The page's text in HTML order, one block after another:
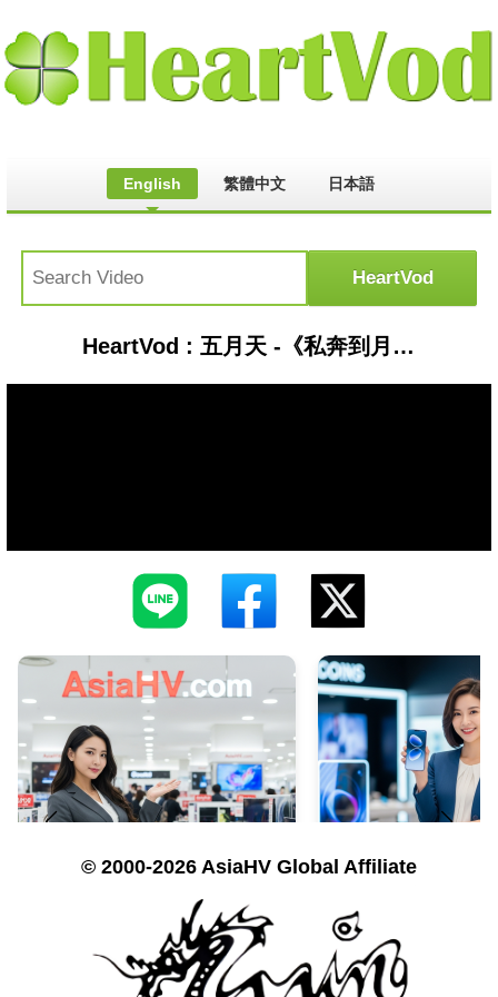
English 繁體中文 日本語
HeartVod : 五月天 -《私奔到月球》 (ft. 林逸欣)【Sam Lin Cover】
© 2000-2026 AsiaHV Global Affiliate